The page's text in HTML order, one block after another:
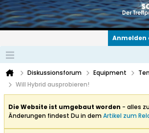
Anmelden
Diskussionsforum Equipment
Will Hybrid ausprobieren!
Die Website ist umgebaut worden - alles
Änderungen findest Du in demArtikel zum